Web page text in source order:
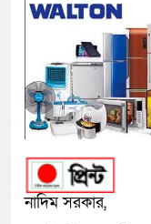
নাদিম সরকার,